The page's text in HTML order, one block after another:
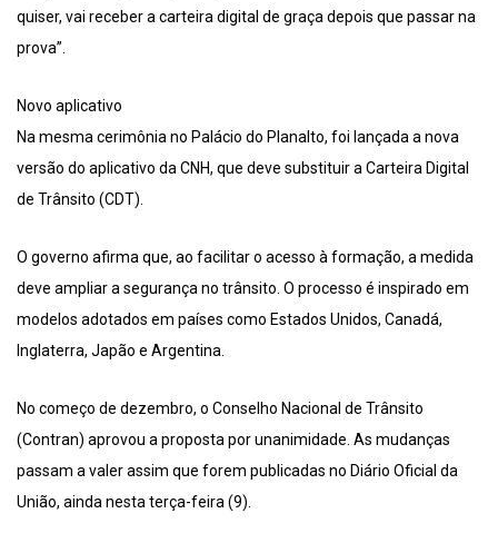
quiser, vai receber a carteira digital de graça depois que passar na
prova”.
Novo aplicativo
Na mesma cerimônia no Palácio do Planalto, foi lançada a nova
versão do aplicativo da CNH, que deve substituir a Carteira Digital
de Trânsito (CDT).
O governo afirma que, ao facilitar o acesso à formação, a medida
deve ampliar a segurança no trânsito. O processo é inspirado em
modelos adotados em países como Estados Unidos, Canadá,
Inglaterra, Japão e Argentina.
No começo de dezembro, o Conselho Nacional de Trânsito
(Contran) aprovou a proposta por unanimidade. As mudanças
passam a valer assim que forem publicadas no Diário Oficial da
União, ainda nesta terça-feira (9).